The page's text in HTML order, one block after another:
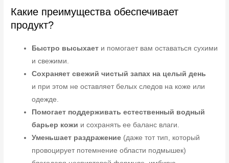
Какие преимущества обеспечивает
продукт?
Быстро высыхает и помогает вам оставаться сухими
и свежими.
Сохраняет свежий чистый запах на целый день
и при этом не оставляет белых следов на коже или
одежде.
Помогает поддерживать естественный водный
барьер кожи и сохранять ее баланс влаги.
Уменьшает раздражение (даже тот тип, который
провоцирует потемнение области подмышек)